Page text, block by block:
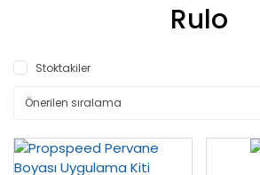
Rulo
Stoktakiler